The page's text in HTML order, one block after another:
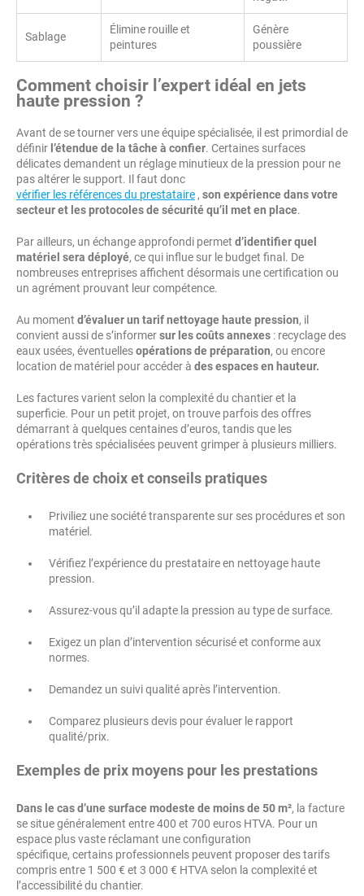
Sablage
Élimine rouille et
peintures
Génère
poussière
Comment choisir l’expert idéal en jets
haute pression ?
Avant de se tourner vers une équipe spécialisée, il est primordial de
définir l’étendue de la tâche à confier. Certaines surfaces
délicates demandent un réglage minutieux de la pression pour ne
pas altérer le support. Il faut donc
vérifier les références du prestataire , son expérience dans votre
secteur et les protocoles de sécurité qu’il met en place.
Par ailleurs, un échange approfondi permet d’identifier quel
matériel sera déployé, ce qui influe sur le budget final. De
nombreuses entreprises affichent désormais une certification ou
un agrément prouvant leur compétence.
Au moment d’évaluer un tarif nettoyage haute pression, il
convient aussi de s’informersur les coûts annexes : recyclage des
eaux usées, éventuellesopérations de préparation, ou encore
location de matériel pour accéder à des espaces en hauteur.
Les factures varient selon la complexité du chantier et la
superficie. Pour un petit projet, on trouve parfois des offres
démarrant à quelques centaines d’euros, tandis que les
opérations très spécialisées peuvent grimper à plusieurs milliers.
Critères de choix et conseils pratiques
Priviliez une société transparente sur ses procédures et son
matériel.
Vérifiez l’expérience du prestataire en nettoyage haute
pression.
Assurez-vous qu’il adapte la pression au type de surface.
Exigez un plan d’intervention sécurisé et conforme aux
normes.
Demandez un suivi qualité après l’intervention.
Comparez plusieurs devis pour évaluer le rapport
qualité/prix.
Exemples de prix moyens pour les prestations
Dans le cas d’une surface modeste de moins de 50 m², la facture
se situe généralement entre 400 et 700 euros HTVA. Pour un
espace plus vaste réclamant une configuration
spécifique, certains professionnels peuvent proposer des tarifs
compris entre 1 500 € et 3 000 € HTVA selon la complexité et
l’accessibilité du chantier.